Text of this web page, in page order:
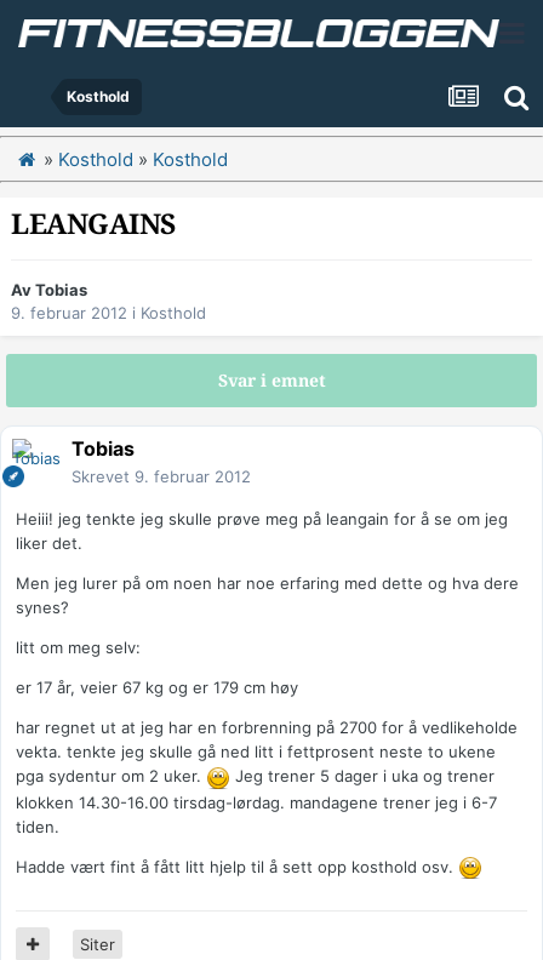
Kosthold
» Kosthold » Kosthold
LEANGAINS
AvTobias
9. februar 2012 i Kosthold
Svar i emnet
Tobias
Skrevet 9. februar 2012
Heiii! jeg tenkte jeg skulle prøve meg på leangain for å se om jeg
liker det.
Men jeg lurer på om noen har noe erfaring med dette og hva dere
synes?
litt om meg selv:
er 17 år, veier 67 kg og er 179 cm høy
har regnet ut at jeg har en forbrenning på 2700 for å vedlikeholde
vekta. tenkte jeg skulle gå ned litt i fettprosent neste to ukene
pga sydentur om 2 uker.
Jeg trener 5 dager i uka og trener
klokken 14.30-16.00 tirsdag-lørdag. mandagene trener jeg i 6-7
tiden.
Hadde vært fint å fått litt hjelp til å sett opp kosthold osv.
Siter